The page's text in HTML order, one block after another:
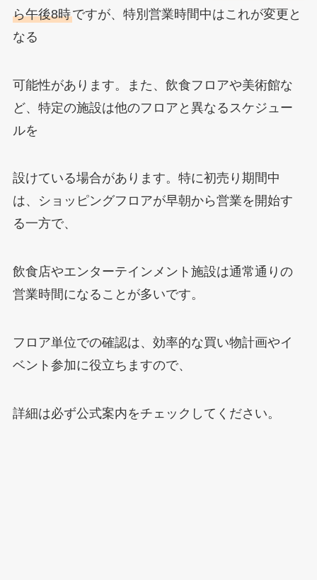
ら午後8時ですが、特別営業時間中はこれが変更と
なる
可能性があります。また、飲食フロアや美術館な
ど、特定の施設は他のフロアと異なるスケジュー
ルを
設けている場合があります。特に初売り期間中
は、ショッピングフロアが早朝から営業を開始す
る一方で、
飲食店やエンターテインメント施設は通常通りの
営業時間になることが多いです。
フロア単位での確認は、効率的な買い物計画やイ
ベント参加に役立ちますので、
詳細は必ず公式案内をチェックしてください。